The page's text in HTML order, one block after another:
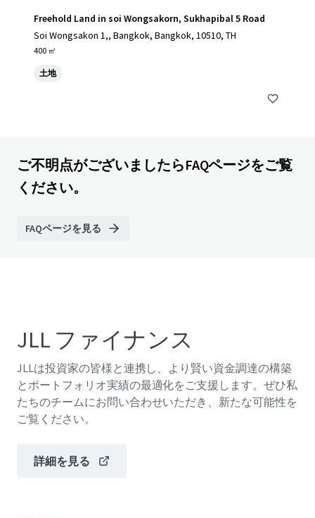
Freehold Land in soi Wongsakorn, Sukhapibal 5 Road
Soi Wongsakon 1,, Bangkok, Bangkok, 10510, TH
400 ㎡
土地
ご不明点がございましたらFAQページをご覧
ください。
FAQページを見る
JLL ファイナンス
JLLは投資家の皆様と連携し、より賢い資金調達の構築
とポートフォリオ実績の最適化をご支援します。ぜひ私
たちのチームにお問い合わせいただき、新たな可能性を
ご覧ください。
詳細を見る